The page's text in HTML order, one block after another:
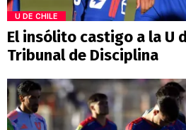
U DE CHILE
El insólito castigo a la U
Tribunal de Disciplina